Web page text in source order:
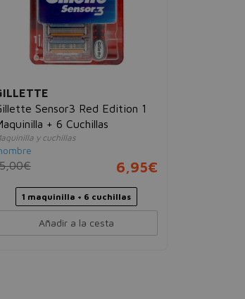
Sensor3 Red Edition 1
+ 6 Cuchillas
y cuchillas
6,95€
1 maquinilla + 6 cuchillas
Añadir a la cesta